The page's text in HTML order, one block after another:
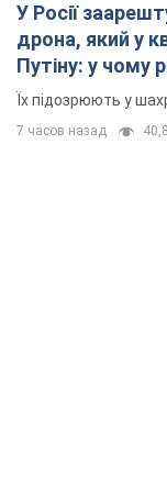
У Росії
дрона, який у
Путіну: у чому
Їх підозрюють у
7 часов назад